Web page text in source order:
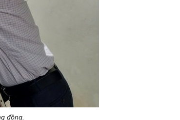
đồng.